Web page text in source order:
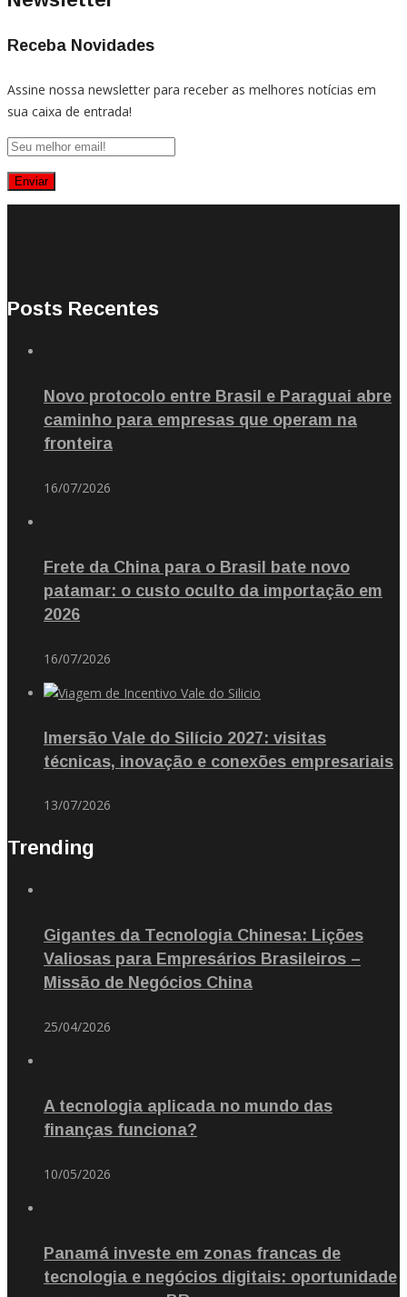
Receba Novidades
Assine nossa newsletter para receber as melhores notícias em
sua caixa de entrada!
Posts Recentes
Novo protocolo entre Brasil e Paraguai abre
caminho para empresas que operam na
fronteira
16/07/2026
Frete da China para o Brasil bate novo
patamar: o custo oculto da importação em
2026
16/07/2026
Imersão Vale do Silício 2027: visitas
técnicas, inovação e conexões empresariais
13/07/2026
Trending
Gigantes da Tecnologia Chinesa: Lições
Valiosas para Empresários Brasileiros –
Missão de Negócios China
25/04/2026
A tecnologia aplicada no mundo das
finanças funciona?
10/05/2026
Panamá investe em zonas francas de
tecnologia e negócios digitais: oportunidade